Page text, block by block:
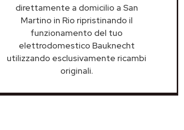
direttamente a domicilio a San
Martino in Rio ripristinando il
funzionamento del tuo
elettrodomestico Bauknecht
utilizzando esclusivamente ricambi
originali.